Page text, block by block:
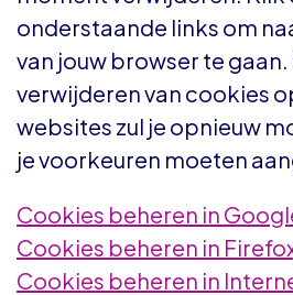
onderstaande links om
van jouw browser te gaan.
verwijderen van cookies
websites zul je opnieuw
je voorkeuren moeten
Cookies beheren in
Cookies beheren in
Cookies beheren in